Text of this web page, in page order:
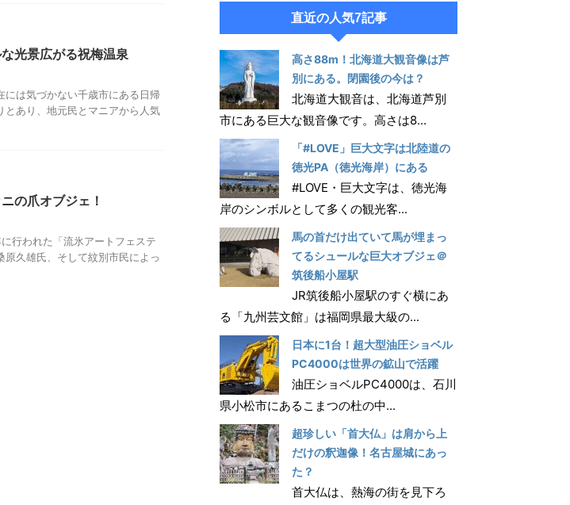
光景広がる祝梅温泉
には気づかない千歳市にある日帰
とあり、地元民とマニアから人気
の爪オブジェ！
行われた「流氷アートフェステ
久雄氏、そして紋別市民によっ
直近の人気7記事
高さ88m！北海道大観音像は芦
別にある。閉園後の今は？
北海道大観音は、北海道芦別
市にある巨大な観音像です。高さは8...
「#LOVE」巨大文字は北陸道の
徳光PA（徳光海岸）にある
#LOVE・巨大文字は、徳光海
岸のシンボルとして多くの観光客...
馬の首だけ出ていて馬が埋まっ
てるシュールな巨大オブジェ＠
筑後船小屋駅
JR筑後船小屋駅のすぐ横にあ
る「九州芸文館」は福岡県最大級の...
日本に1台！超大型油圧ショベル
PC4000は世界の鉱山で活躍
油圧ショベルPC4000は、石川
県小松市にあるこまつの杜の中...
超珍しい「首大仏」は肩から上
だけの釈迦像！名古屋城にあっ
た？
首大仏は、熱海の街を見下ろ